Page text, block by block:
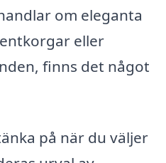
om eleganta
eller
finns det något
på när du väljer